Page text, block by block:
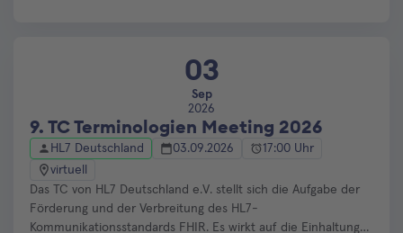
03
Sep
2026
9. TC Terminologien Meeting 2026
HL7 Deutschland 03.09.2026
17:00 Uhr
virtuell
Das TC von HL7 Deutschland e.V. stellt sich die Aufgabe der
Förderung und der Verbreitung des HL7-
Kommunikationsstandards FHIR. Es wirkt auf die Einhaltung